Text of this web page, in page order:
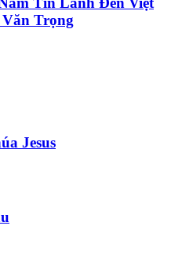
Trọng
Jesus